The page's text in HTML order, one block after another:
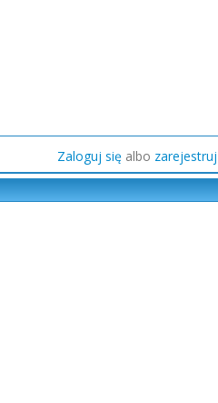
Zaloguj się albo zarejestruj